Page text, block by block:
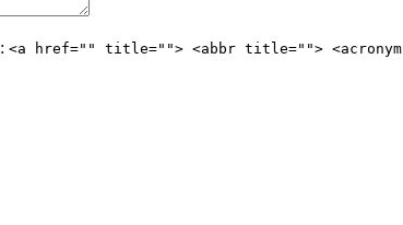
<a href="" title=""> <abbr title="">